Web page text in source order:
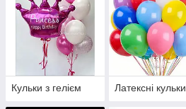
Кульки з гелієм Латексні кульки